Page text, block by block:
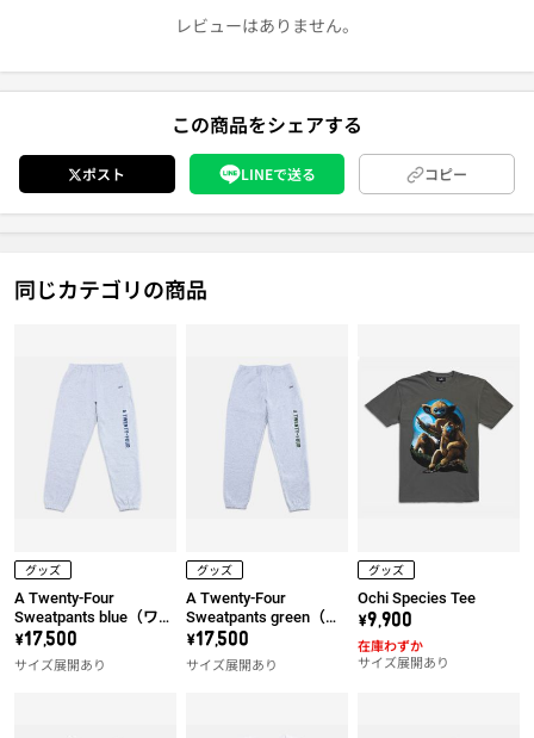
レビューはありません。
この商品をシェアする
ポスト LINEで送る コピー
同じカテゴリの商品
グッズ
A Twenty-Four
Sweatpants blue（ワッ
ペン左）
\17,500
サイズ展開あり
グッズ
A Twenty-Four
Sweatpants green（ワ
ッペン左）
\17,500
サイズ展開あり
グッズ
Ochi Species Tee
\9,900
サイズ展開あり
在庫わずか